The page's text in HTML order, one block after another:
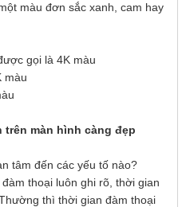
màu đơn sắc xanh, cam hay
gọi là 4K màu
màu
màn hình càng đẹp
tâm đến các yếu tố nào?
thoại luôn ghi rõ, thời gian
thì thời gian đàm thoại